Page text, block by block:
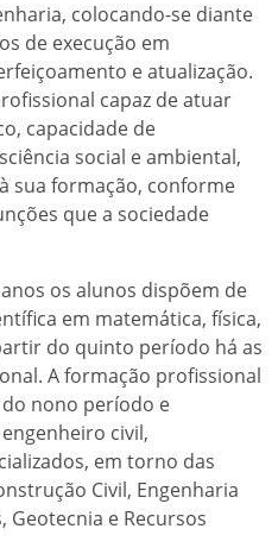
colocando-se diante
de execução em
e atualização.
capaz de atuar
capacidade de
social e ambiental,
sua formação, conforme
que a sociedade
os alunos dispõem de
em matemática, física,
do quinto período há as
A formação profissional
nono período e
civil,
em torno das
Civil, Engenharia
e Recursos